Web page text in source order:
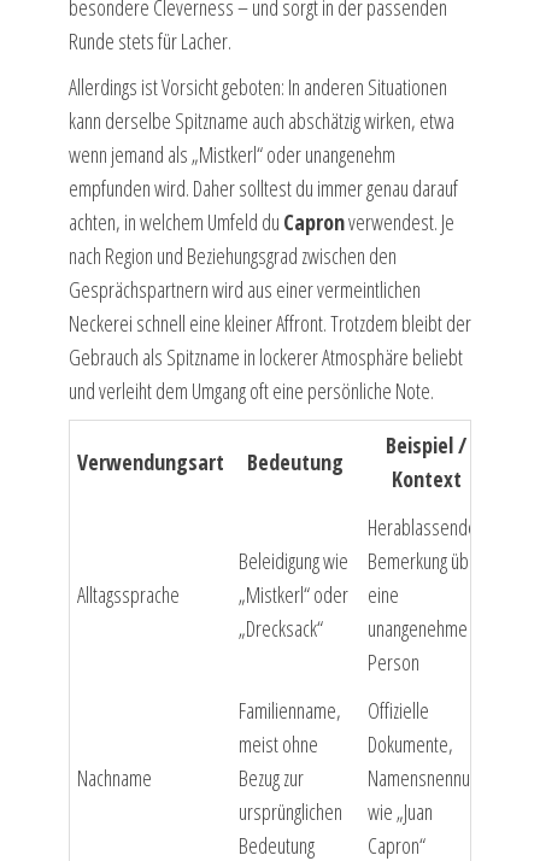
besondere Cleverness – und sorgt in der passenden
Runde stets für Lacher.
Allerdings ist Vorsicht geboten: In anderen Situationen
kann derselbe Spitzname auch abschätzig wirken, etwa
wenn jemand als „Mistkerl“ oder unangenehm
empfunden wird. Daher solltest du immer genau darauf
achten, in welchem Umfeld du Capronverwendest. Je
nach Region und Beziehungsgrad zwischen den
Gesprächspartnern wird aus einer vermeintlichen
Neckerei schnell eine kleiner Affront. Trotzdem bleibt der
Gebrauch als Spitzname in lockerer Atmosphäre beliebt
und verleiht dem Umgang oft eine persönliche Note.
Verwendungsart Bedeutung
Beispiel /
Kontext
Alltagssprache
Beleidigung wie
„Mistkerl“ oder
„Drecksack“
Herablassende
Bemerkung über
eine
unangenehme
Person
Nachname
Familienname,
meist ohne
Bezug zur
ursprünglichen
Bedeutung
Offizielle
Dokumente,
Namensnennung
wie „Juan
Capron“